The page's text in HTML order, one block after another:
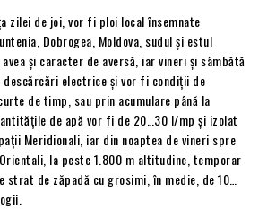
zilei de joi, vor fi ploi local însemnate
Dobrogea, Moldova, sudul și estul
și caracter de aversă, iar vineri și sâmbătă
electrice și vor fi condiții de
de timp, sau prin acumulare până la
de apă vor fi de 20…30 l/mp și izolat
Meridionali, iar din noaptea de vineri spre
la peste 1.800 m altitudine, temporar
strat de zăpadă cu grosimi, în medie, de 10…